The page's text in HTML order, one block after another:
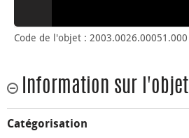
Code de l'objet : 2003.0026.00051.000
Information sur l'objet
Catégorisation